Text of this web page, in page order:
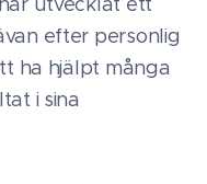
efter personlig
ha hjälpt många
i sina